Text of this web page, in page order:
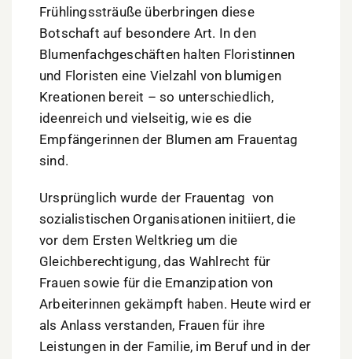
Frühlingssträuße überbringen diese
Botschaft auf besondere Art. In den
Blumenfachgeschäften halten Floristinnen
und Floristen eine Vielzahl von blumigen
Kreationen bereit – so unterschiedlich,
ideenreich und vielseitig, wie es die
Empfängerinnen der Blumen am Frauentag
sind.
Ursprünglich wurde der Frauentag von
sozialistischen Organisationen initiiert, die
vor dem Ersten Weltkrieg um die
Gleichberechtigung, das Wahlrecht für
Frauen sowie für die Emanzipation von
Arbeiterinnen gekämpft haben. Heute wird er
als Anlass verstanden, Frauen für ihre
Leistungen in der Familie, im Beruf und in der